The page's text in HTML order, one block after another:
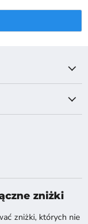
zniżki
zniżki, których nie